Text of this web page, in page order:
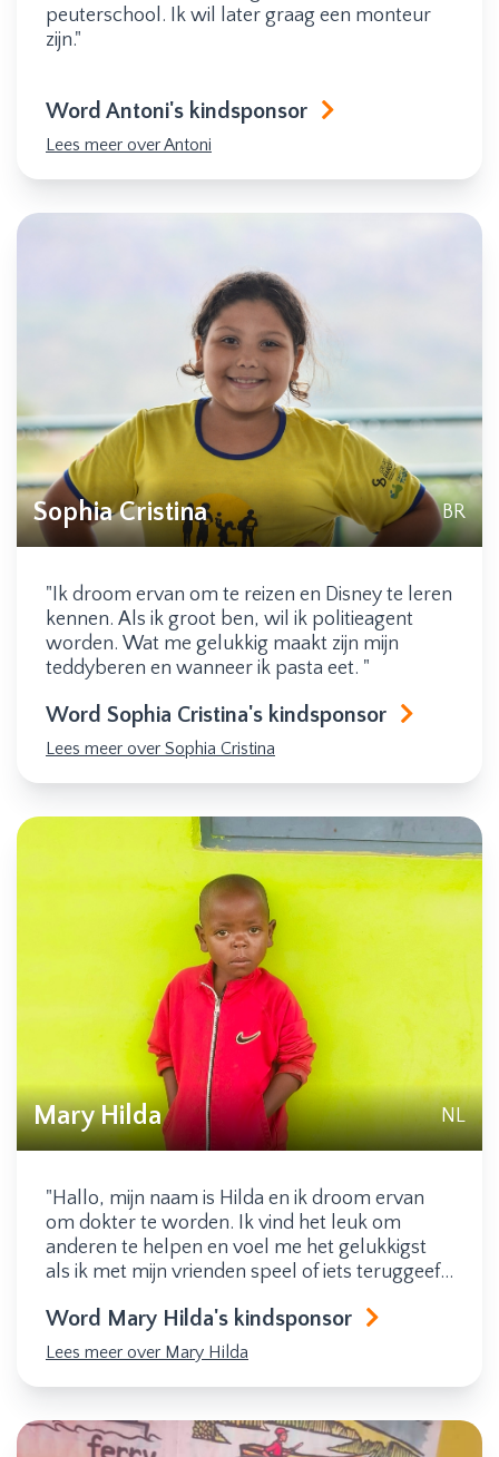
peuterschool. Ik wil later graag een monteur
zijn."
Word Antoni's kindsponsor
Lees meer over Antoni
Sophia Cristina BR
"Ik droom ervan om te reizen en Disney te leren
kennen. Als ik groot ben, wil ik politieagent
worden. Wat me gelukkig maakt zijn mijn
teddyberen en wanneer ik pasta eet. "
Word Sophia Cristina's kindsponsor
Lees meer over Sophia Cristina
Mary Hilda NL
"Hallo, mijn naam is Hilda en ik droom ervan
om dokter te worden. Ik vind het leuk om
anderen te helpen en voel me het gelukkigst
als ik met mijn vrienden speel of iets teruggeef
studeren, zodat ik op een dag de zieken kan
genezen en een betekenisvol verschil kan
maken in het leven van mensen."
Word Mary Hilda's kindsponsor
Lees meer over Mary Hilda